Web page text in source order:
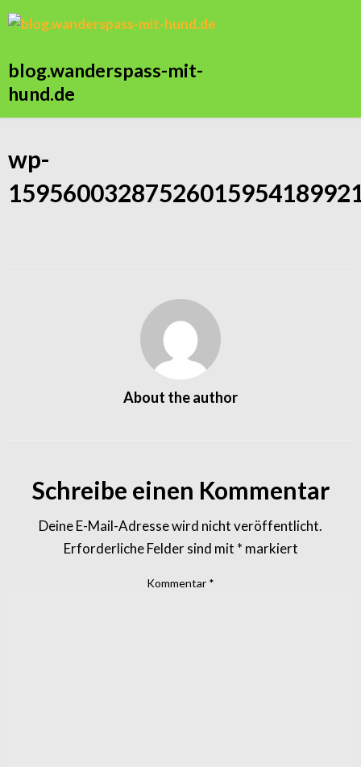
blog.wanderspass-mit-
hund.de
wp-
About the author
Schreibe einen Kommentar
Deine E-Mail-Adresse wird nicht veröffentlicht.
Erforderliche Felder sind mit * markiert
Kommentar *